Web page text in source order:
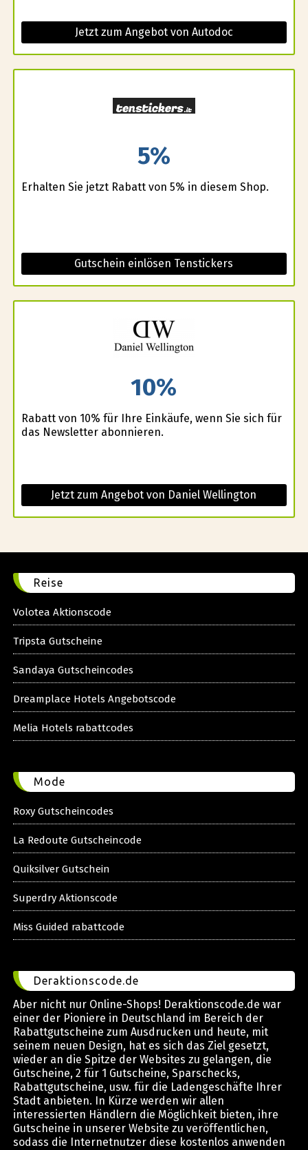
Jetzt zum Angebot von Autodoc
5%
Erhalten Sie jetzt Rabatt von 5% in diesem Shop.
Gutschein einlösen Tenstickers
10%
Rabatt von 10% für Ihre Einkäufe, wenn Sie sich für
das Newsletter abonnieren.
Jetzt zum Angebot von Daniel Wellington
Reise
Volotea Aktionscode
Tripsta Gutscheine
Sandaya Gutscheincodes
Dreamplace Hotels Angebotscode
Melia Hotels rabattcodes
Mode
Roxy Gutscheincodes
La Redoute Gutscheincode
Quiksilver Gutschein
Superdry Aktionscode
Miss Guided rabattcode
Deraktionscode.de
Aber nicht nur Online-Shops! Deraktionscode.de war
einer der Pioniere in Deutschland im Bereich der
Rabattgutscheine zum Ausdrucken und heute, mit
seinem neuen Design, hat es sich das Ziel gesetzt,
wieder an die Spitze der Websites zu gelangen, die
Gutscheine, 2 für 1 Gutscheine, Sparschecks,
Rabattgutscheine, usw. für die Ladengeschäfte Ihrer
Stadt anbieten. In Kürze werden wir allen
interessierten Händlern die Möglichkeit bieten, ihre
Gutscheine in unserer Website zu veröffentlichen,
sodass die Internetnutzer diese kostenlos anwenden